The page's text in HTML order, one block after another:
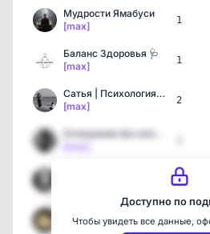
Мудрости Ямабуси
[max]
1
Баланс Здоровья 🩺
[max]
1
Сатья | Психология отно…
[max]
2
1
[max]
4
Доступно по
Чтобы увидеть все данные,